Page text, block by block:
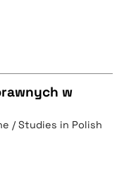
w
/ Studies in Polish